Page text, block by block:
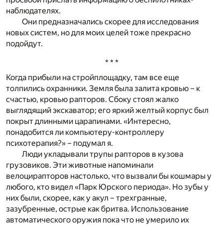
наблюдателях.
Они предназначались скорее для исследования
новых систем, но для моих целей тоже прекрасно
подойдут.
* * *
Когда прибыли на стройплощадку, там все еще
толпились охранники. Земля была залита кровью – к
счастью, кровью рапторов. Сбоку стоял жалко
выглядящий экскаватор; его яркий желтый корпус был
покрыт длинными царапинами. «Интересно,
понадобится ли компьютеру-контроллеру
психотерапия?» – подумал я.
Люди укладывали трупы рапторов в кузова
грузовиков. Эти животные напоминали
велоцирапторов настолько, что вызвали бы кошмары у
любого, кто видел «Парк Юрского периода». Но зубы у
них были, скорее, как у акул – трехгранные,
зазубренные, острые как бритва. Использование
автоматического оружия пока что не умерило их